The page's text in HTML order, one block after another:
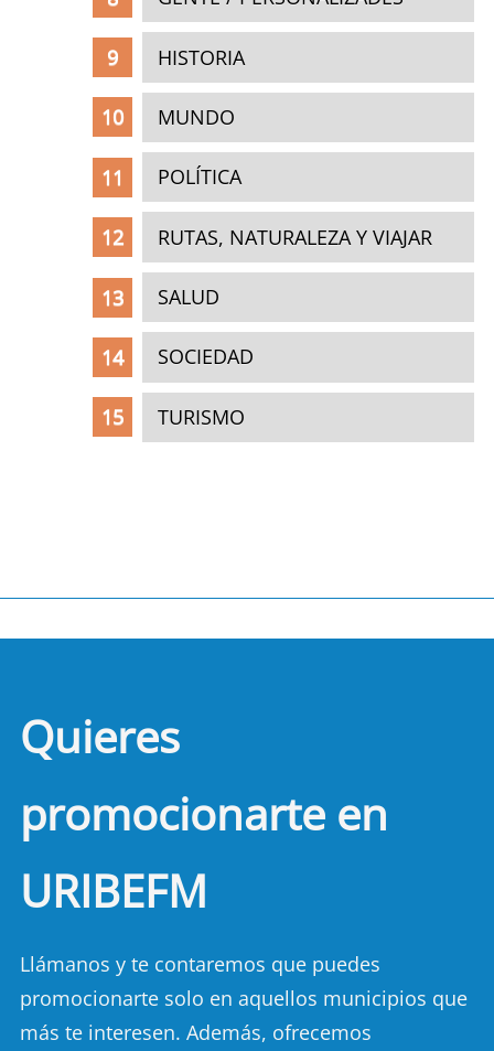
HISTORIA
MUNDO
POLÍTICA
RUTAS, NATURALEZA Y VIAJAR
SALUD
SOCIEDAD
TURISMO
Quieres
promocionarte en
URIBEFM
Llámanos y te contaremos que puedes
promocionarte solo en aquellos municipios que
más te interesen. Además, ofrecemos